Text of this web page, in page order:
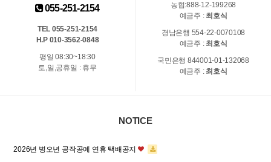
055-251-2154
TEL 055-251-2154
H.P 010-3562-0848
평일 08:30~18:30
토,일,공휴일 : 휴무
농협:888-12-199268
예금주 : 최호식
경남은행 554-22-0070108
예금주 : 최호식
국민은행 844001-01-132068
예금주 : 최호식
NOTICE
2026년 병오년 공작공예 연휴 택배공지